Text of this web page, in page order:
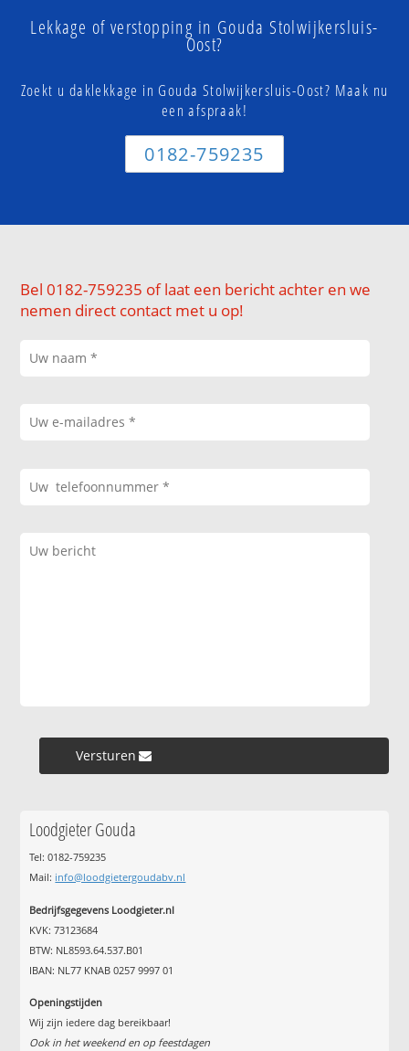
Lekkage of verstopping in Gouda Stolwijkersluis-
Oost?
Zoekt u daklekkage in Gouda Stolwijkersluis-Oost? Maak nu
een afspraak!
0182-759235
Bel 0182-759235 of laat een bericht achter en we
nemen direct contact met u op!
Versturen »
Loodgieter Gouda
Tel: 0182-759235
Mail: info@loodgietergoudabv.nl
Bedrijfsgegevens Loodgieter.nl
KVK: 73123684
BTW: NL8593.64.537.B01
IBAN: NL77 KNAB 0257 9997 01
Openingstijden
Wij zijn iedere dag bereikbaar!
Ook in het weekend en op feestdagen